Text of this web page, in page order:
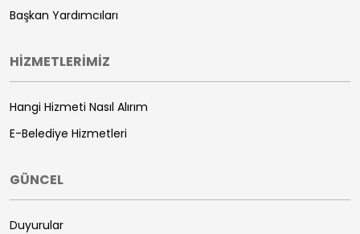
Başkan Yardımcıları
HİZMETLERİMİZ
Hangi Hizmeti Nasıl Alırım
E-Belediye Hizmetleri
GÜNCEL
Duyurular